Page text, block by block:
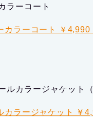
カラーコート ￥4,990
カラージャケット ￥